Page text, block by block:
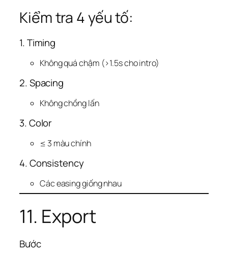
Kiểm tra 4 yếu tố:
1. Timing
Không quá chậm (>1.5s cho intro)
2. Spacing
Không chồng lấn
3. Color
≤ 3 màu chính
4. Consistency
Các easing giống nhau
11. Export
Bước